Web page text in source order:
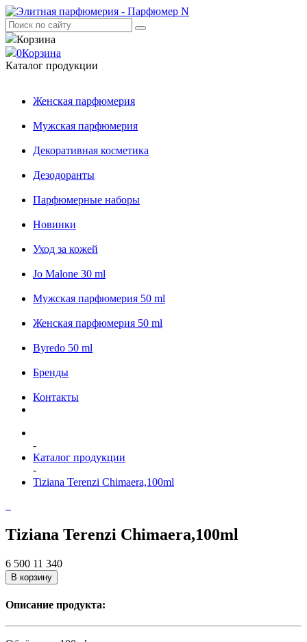
Корзина
0Корзина
Каталог продукции
Женская парфюмерия
Мужская парфюмерия
Декоративная косметика
Дезодоранты
Парфюмерные наборы
Новинки
Уход за кожей
Jo Malone 30 ml
Мужская парфюмерия 50 ml
Женская парфюмерия 50 ml
Byredo 50 ml
Бренды
Контакты
-
Каталог продукции
-
Tiziana Terenzi Chimaera,100ml
Tiziana Terenzi Chimaera,100ml
6 500 11 340
В корзину
Описание продукта: